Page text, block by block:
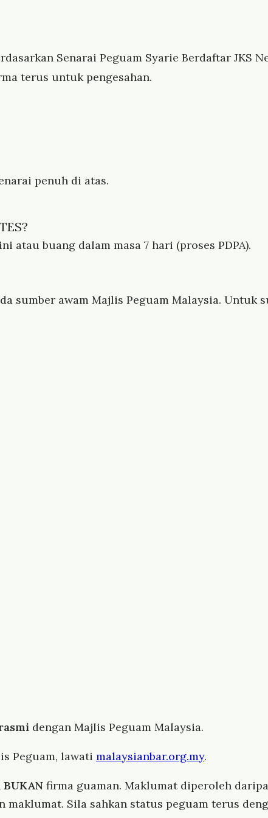
Senarai Peguam Syarie Berdaftar JKS
terus untuk pengesahan.
penuh di atas.
atau buang dalam masa 7 hari (proses PDPA).
sumber awam Majlis Peguam Malaysia. Untuk
dengan Majlis Peguam Malaysia.
Peguam, lawati malaysianbar.org.my.
BUKAN firma guaman. Maklumat diperoleh
Sila sahkan status peguam terus